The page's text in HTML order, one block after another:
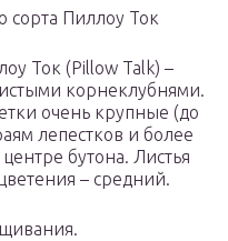
сорта Пиллоу Ток
Ток (Pillow Talk) –
корнеклубнями.
очень крупные (до
лепестков и более
бутона. Листья
– средний.